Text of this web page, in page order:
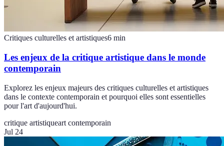
Critiques culturelles et artistiques6 min
Les enjeux de la critique artistique dans le monde
contemporain
Explorez les enjeux majeurs des critiques culturelles et artistiques
dans le contexte contemporain et pourquoi elles sont essentielles
pour l'art d'aujourd'hui.
critique artistiqueart contemporain
Jul 24